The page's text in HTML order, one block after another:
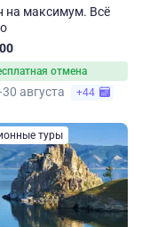
на максимум. Вcё
отмена
августа +44
туры